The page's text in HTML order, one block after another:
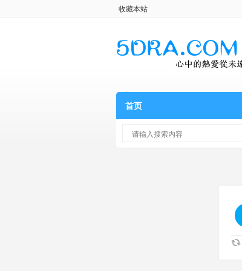
收藏本站
首页